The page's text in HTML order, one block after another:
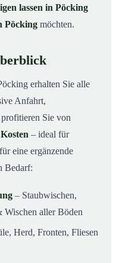
lassen in Pöcking
Pöcking möchten.
erhalten Sie alle
Anfahrt,
Sie von
– ideal für
eine ergänzende
Bedarf:
– Staubwischen,
Wischen aller Böden
Herd, Fronten, Fliesen